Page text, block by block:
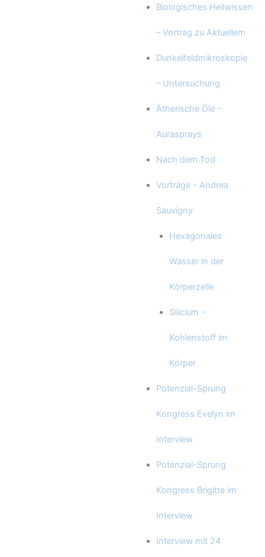
Biologisches Heilwissen
– Vortrag zu Aktuellem
Dunkelfeldmikroskopie
– Untersuchung
Ätherische Öle -
Aurasprays
Nach dem Tod
Vorträge - Andrea
Sauvigny
Hexagonales
Wasser in der
Körperzelle
Silicium -
Kohlenstoff im
Körper
Potenzial-Sprung
Kongress Evelyn im
Interview
Potenzial-Sprung
Kongress Brigitte im
Interview
Interview mit 24